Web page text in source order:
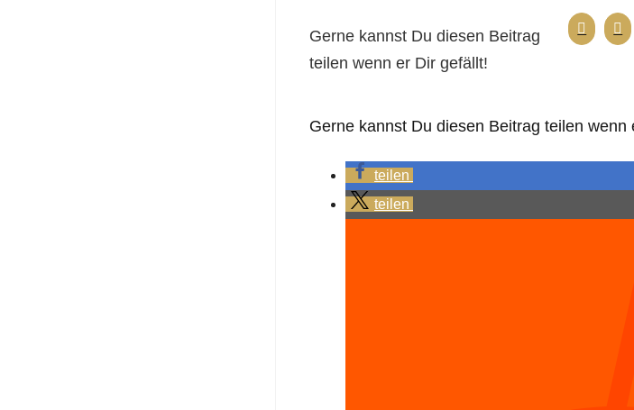
Gerne kannst Du diesen Beitrag
teilen wenn er Dir gefällt!
Gerne kannst Du diesen Beitrag teilen wenn
teilen
teilen